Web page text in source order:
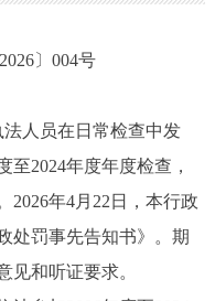
〕004号
人员在日常检查中发
至2024年度年度检查，
2026年4月22日，本行政
处罚事先告知书》。期
见和听证要求。